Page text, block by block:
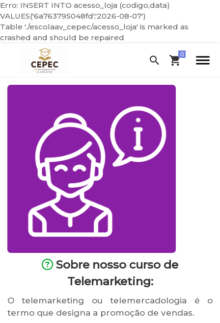
Erro: INSERT INTO acesso_loja (codigo,data)
VALUES('6a763795048fd','2026-08-07')
Table './escolaav_cepec/acesso_loja' is marked as
crashed and should be repaired
Sobre nosso curso de
Telemarketing:
O telemarketing ou telemercadologia é o
termo que designa a promoção de vendas.